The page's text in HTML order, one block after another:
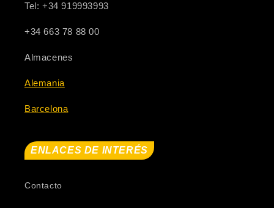
Tel: +34 919993993
+34 663 78 88 00
Almacenes
Alemania
Barcelona
ENLACES DE INTERÉS
Contacto